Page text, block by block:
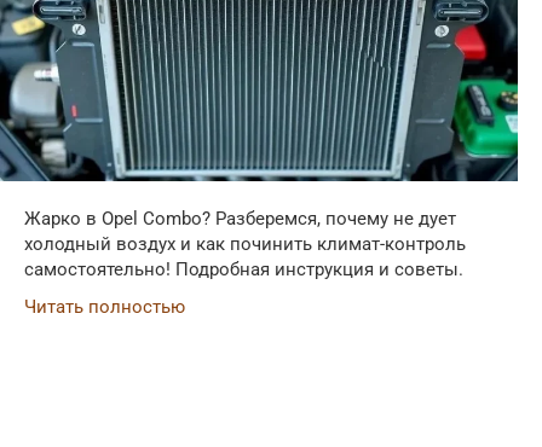
Жарко в Opel Combo? Разберемся, почему не дует
холодный воздух и как починить климат-контроль
самостоятельно! Подробная инструкция и советы.
Читать полностью